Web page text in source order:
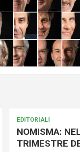
EDITORIALI
NOMISMA:
TRIMESTRE